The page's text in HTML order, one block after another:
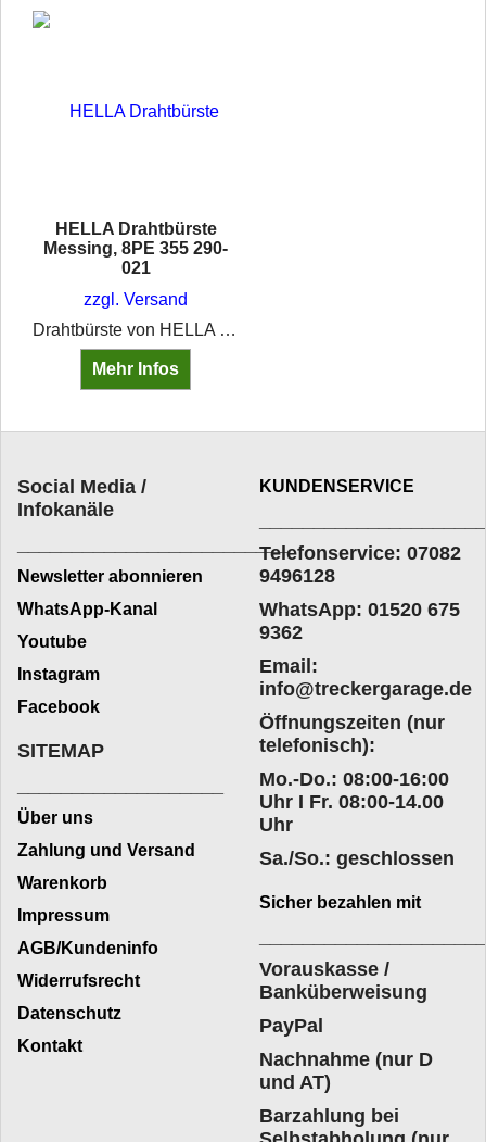
HELLA Drahtbürste
Messing, 8PE 355 290-
021
zzgl. Versand
Drahtbürste von HELLA zur Reinigung von Bremssattel oder anderen Fahrzeugteilen Borsten aus Messing 2-reihig, ca. 20 mm lang handlicher Kunststoffgriff
Mehr Infos
Social Media /
Infokanäle
_________________________
Newsletter abonnieren
WhatsApp-Kanal
Youtube
Instagram
Facebook
KUNDENSERVICE
Telefonservice: 07082
9496128
WhatsApp: 01520 675
9362
Email:
info@treckergarage.de
Öffnungszeiten (nur
telefonisch):
Mo.-Do.: 08:00-16:00
Uhr I Fr. 08:00-14.00
Uhr
Sa./So.: geschlossen
SITEMAP
Über uns
Zahlung und Versand
Warenkorb
Impressum
AGB/Kundeninfo
Widerrufsrecht
Datenschutz
Kontakt
Sicher bezahlen mit
Vorauskasse /
Banküberweisung
PayPal
Nachnahme (nur D
und AT)
Barzahlung bei